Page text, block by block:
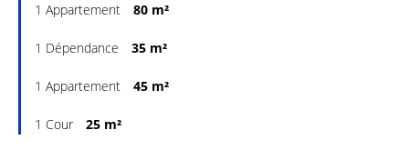
1 Appartement 80 m²
1 Dépendance 35 m²
1 Appartement 45 m²
1 Cour 25 m²